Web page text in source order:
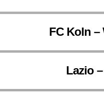
FC Koln
Lazio